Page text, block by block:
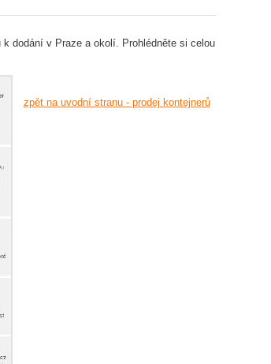
k dodání v Praze a okolí. Prohlédněte si celou
zpět na uvodní stranu - prodej kontejnerů